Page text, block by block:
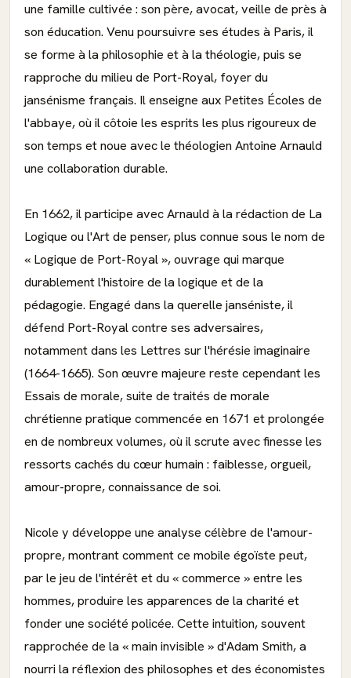
une famille cultivée : son père, avocat, veille de près à
son éducation. Venu poursuivre ses études à Paris, il
se forme à la philosophie et à la théologie, puis se
rapproche du milieu de Port-Royal, foyer du
jansénisme français. Il enseigne aux Petites Écoles de
l'abbaye, où il côtoie les esprits les plus rigoureux de
son temps et noue avec le théologien Antoine Arnauld
une collaboration durable.
En 1662, il participe avec Arnauld à la rédaction de La
Logique ou l'Art de penser, plus connue sous le nom de
« Logique de Port-Royal », ouvrage qui marque
durablement l'histoire de la logique et de la
pédagogie. Engagé dans la querelle janséniste, il
défend Port-Royal contre ses adversaires,
notamment dans les Lettres sur l'hérésie imaginaire
(1664-1665). Son œuvre majeure reste cependant les
Essais de morale, suite de traités de morale
chrétienne pratique commencée en 1671 et prolongée
en de nombreux volumes, où il scrute avec finesse les
ressorts cachés du cœur humain : faiblesse, orgueil,
amour-propre, connaissance de soi.
Nicole y développe une analyse célèbre de l'amour-
propre, montrant comment ce mobile égoïste peut,
par le jeu de l'intérêt et du « commerce » entre les
hommes, produire les apparences de la charité et
fonder une société policée. Cette intuition, souvent
rapprochée de la « main invisible » d'Adam Smith, a
nourri la réflexion des philosophes et des économistes